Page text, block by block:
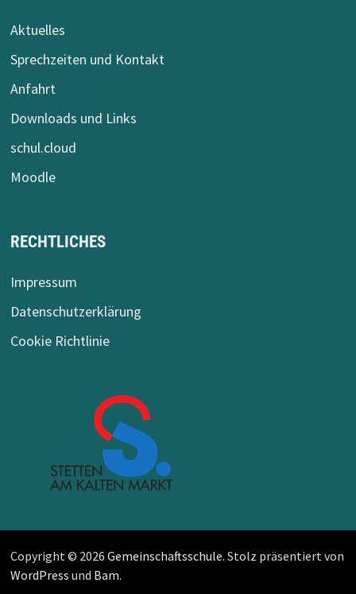
Aktuelles
Sprechzeiten und Kontakt
Anfahrt
Downloads und Links
schul.cloud
Moodle
RECHTLICHES
Impressum
Datenschutzerklärung
Cookie Richtlinie
Copyright © 2026 Gemeinschaftsschule. Stolz präsentiert von
WordPress und Bam.